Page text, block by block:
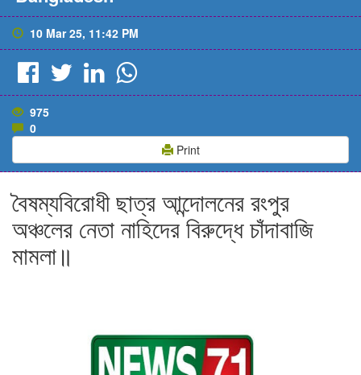
10 Mar 25, 11:42 PM
975
0
Print
বৈষম্যবিরোধী ছাত্র আন্দোলনের রংপুর
অঞ্চলের নেতা নাহিদের বিরুদ্ধে চাঁদাবাজি
মামলা॥